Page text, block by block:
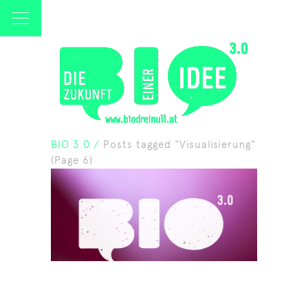
BIO 3.0 / Posts tagged "Visualisierung"
(Page 6)